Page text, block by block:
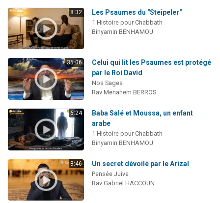
8:32 Les Psaumes du "Steipeler"
1 Histoire pour Chabbath
Binyamin BENHAMOU
35:06
Celui qui lit les Psaumes est protégé
par le Roi David
Nos Sages
Rav Menahem BERROS
6:24
Baba Salé et Moussa, un enfant
arabe
1 Histoire pour Chabbath
Binyamin BENHAMOU
8:46 Un secret dévoilé par le Arizal
Pensée Juive
Rav Gabriel HACCOUN